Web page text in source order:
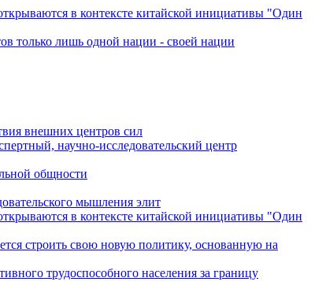
в контексте китайской инициативы "Один
только лишь одной нации - своей нации
внешних центров сил
научно-исследовательский центр
общности
мышления элит
в контексте китайской инициативы "Один
строить свою новую политику, основанную на
трудоспособного населения за границу